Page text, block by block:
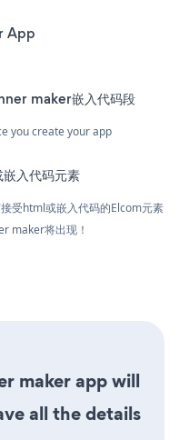
App
maker嵌入代码段
you create your app
入代码元素
受html或嵌入代码的Elcom元素
maker将出现！
maker app will
all the details